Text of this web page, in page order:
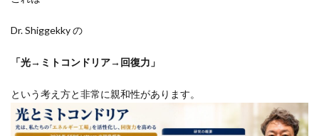
Dr. Shiggekky の
「光→ミトコンドリア→回復力」
という考え方と非常に親和性があります。